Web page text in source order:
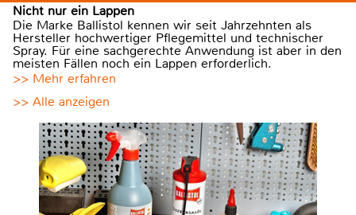
Nicht nur ein Lappen
Die Marke Ballistol kennen wir seit Jahrzehnten als
Hersteller hochwertiger Pflegemittel und technischer
Spray. Für eine sachgerechte Anwendung ist aber in den
meisten Fällen noch ein Lappen erforderlich.
>> Mehr erfahren
>> Alle anzeigen